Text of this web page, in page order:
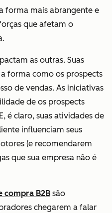
forma mais abrangente e
que afetam o
as outras. Suas
forma como os prospects
de vendas. As iniciativas
de os prospects
é claro, suas atividades de
influenciam seus
(e recomendarem
que sua empresa não é
compra B2B são
chegarem a falar